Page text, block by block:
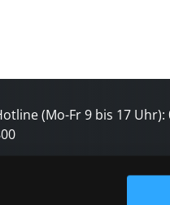
(Mo-Fr 9 bis 17 Uhr):
Newsletter